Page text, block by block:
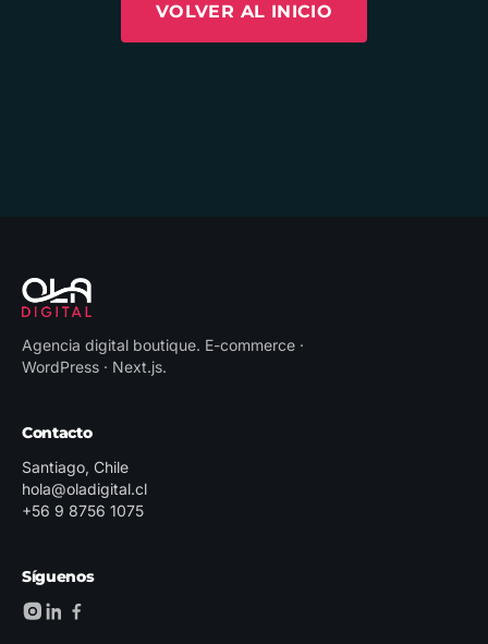
VOLVER AL INICIO
Agencia digital boutique. E-commerce ·
WordPress · Next.js.
Contacto
Santiago, Chile
hola@oladigital.cl
+56 9 8756 1075
Síguenos